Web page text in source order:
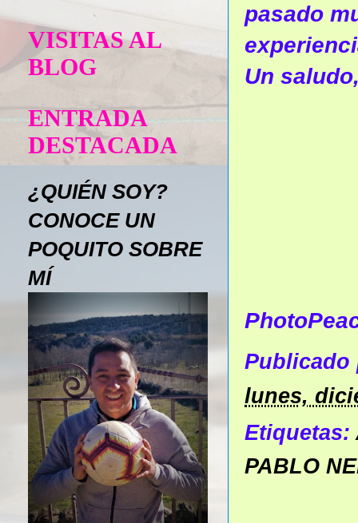
pasado
Un
lunes,
Etiquetas:
PABLO
VISITAS AL
BLOG
ENTRADA
DESTACADA
¿QUIÉN SOY?
CONOCE UN
POQUITO SOBRE
MÍ